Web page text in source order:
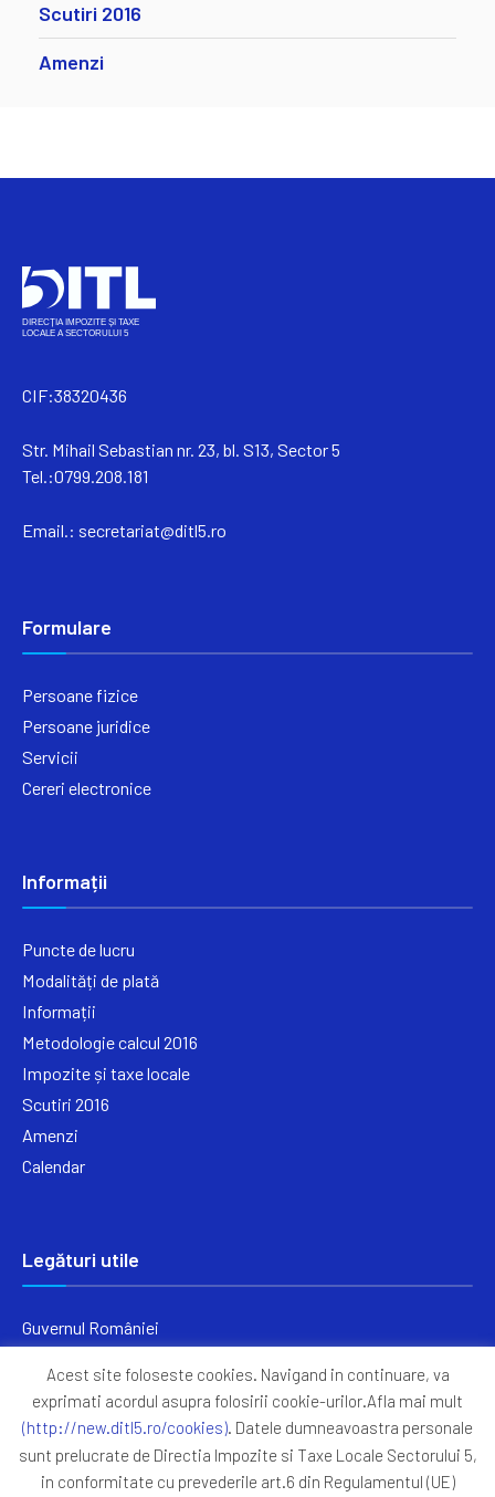
Scutiri 2016
Amenzi
CIF:38320436
Str. Mihail Sebastian nr. 23, bl. S13, Sector 5
Tel.:0799.208.181
Email.: secretariat@ditl5.ro
Formulare
Persoane fizice
Persoane juridice
Servicii
Cereri electronice
Informații
Puncte de lucru
Modalități de plată
Informații
Metodologie calcul 2016
Impozite și taxe locale
Scutiri 2016
Amenzi
Calendar
Legături utile
Guvernul României
Primăria Sectorul 5
ANAF
Protocoale
Acest site foloseste cookies. Navigand in continuare, va
exprimati acordul asupra folosirii cookie-urilor.Afla mai mult
(http://new.ditl5.ro/cookies). Datele dumneavoastra personale
sunt prelucrate de Directia Impozite si Taxe Locale Sectorului 5,
in conformitate cu prevederile art.6 din Regulamentul (UE)